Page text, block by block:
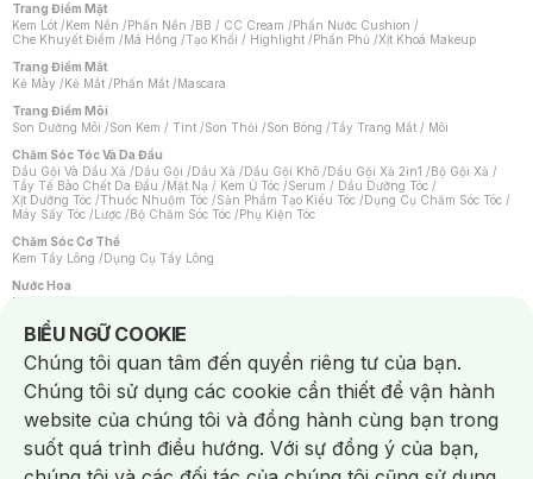
Trang Điểm Mặt
Kem Lót /Kem Nền /Phấn Nền /BB / CC Cream /Phấn Nước Cushion /
Che Khuyết Điểm /Má Hồng /Tạo Khối / Highlight /Phấn Phủ /Xịt Khoá Makeup
Trang Điểm Mắt
Kẻ Mày /Kẻ Mắt /Phấn Mắt /Mascara
Trang Điểm Môi
Son Dưỡng Môi /Son Kem / Tint /Son Thỏi /Son Bóng /Tẩy Trang Mắt / Môi
Chăm Sóc Tóc Và Da Đầu
Dầu Gội Và Dầu Xả /Dầu Gội /Dầu Xả /Dầu Gội Khô /Dầu Gội Xả 2in1 /Bộ Gội Xả /
Tẩy Tế Bào Chết Da Đầu /Mặt Nạ / Kem Ủ Tóc /Serum / Dầu Dưỡng Tóc /
Xịt Dưỡng Tóc /Thuốc Nhuộm Tóc /Sản Phẩm Tạo Kiểu Tóc /Dụng Cụ Chăm Sóc Tóc /
Máy Sấy Tóc /Lược /Bộ Chăm Sóc Tóc /Phụ Kiện Tóc
Chăm Sóc Cơ Thể
Kem Tẩy Lông /Dụng Cụ Tẩy Lông
Nước Hoa
Nước Hoa Nữ
Chăm Sóc Cá Nhân
Chống Muỗi /Khẩu Trang /Máy Massage/Mặt Nạ Xông Hơi /Nước Rửa Tay/
Sản Phẩm Chăm Sóc Khác /Bàn Chải Đánh Răng /Bàn Chải Điện/
Hỗ Trợ Trắng Răng/Kem Đánh Răng /Máy Tăm Nước/ Nước Súc Miệng/
Tăm / Chỉ Nha Khoa/ Xịt Thơm Miệng / Dung Dịch Vệ Sinh/Dưỡng Vùng Kín/
Khăn Ướt Vệ Sinh Vùng Kín/Băng Vệ Sinh/Tampon/Bọt Cạo Râu /Dao Cạo Râu/
Máy Cạo Râu
Vấn Đề Về Da
Da Dầu / Lỗ Chân Lông To/ Da Khô / Mất Nước/ Da Lão Hóa/ Da Mụn/
BIỂU NGỮ COOKIE
Notice about cookies usage
Chúng tôi quan tâm đến quyền riêng tư của bạn.
Chúng tôi sử dụng các cookie cần thiết để vận hành
website của chúng tôi và đồng hành cùng bạn trong
suốt quá trình điều hướng. Với sự đồng ý của bạn,